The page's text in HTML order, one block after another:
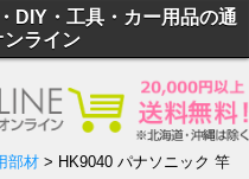
DIY・工具・カー用品の通
ンライン
部材 > HK9040 パナソニック 竿